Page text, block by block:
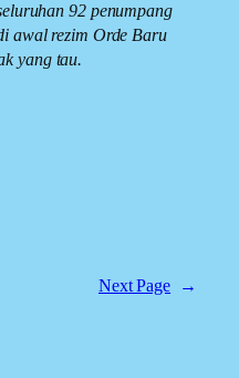
92 penumpang
awal rezim Orde Baru
yang tau.
Next Page →